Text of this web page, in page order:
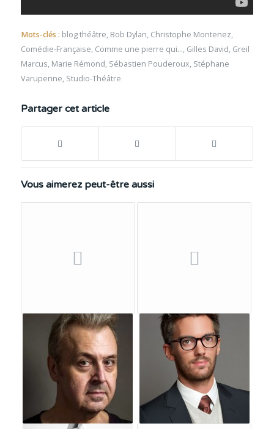
Mots-clés : blog théâtre, Bob Dylan, Christophe Montenez,
Comédie-Française, Comme une pierre qui..., Gilles David, Greil
Marcus, Marie Rémond, Sébastien Pouderoux, Stéphane
Varupenne, Studio-Théâtre
Partager cet article
Vous aimerez peut-être aussi